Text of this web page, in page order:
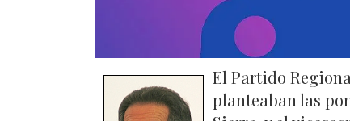
El Partido
planteaban las